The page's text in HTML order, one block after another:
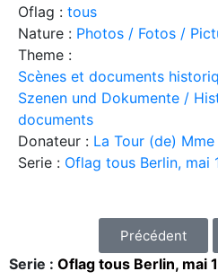
Oflag : tous
Nature : Photos / Fotos /
Theme :
Scènes et documents
Szenen und Dokumente /
documents
Donateur : La Tour (de) Mme
Serie : Oflag tous Berlin,
Précédent
Serie : Oflag tous Berlin, mai